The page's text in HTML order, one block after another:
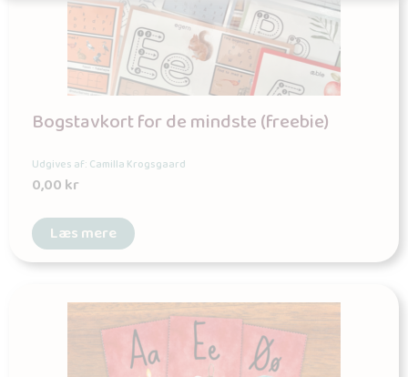
Bogstavkort for de mindste (freebie)
Udgives af: Camilla Krogsgaard
0,00kr
Læs mere